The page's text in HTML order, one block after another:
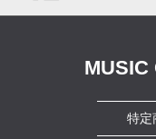
MUSIC
特定